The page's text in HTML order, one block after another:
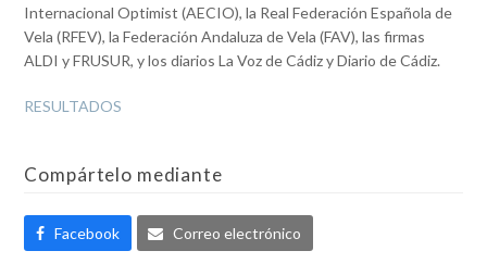
Internacional Optimist (AECIO), la Real Federación Española de
Vela (RFEV), la Federación Andaluza de Vela (FAV), las firmas
ALDI y FRUSUR, y los diarios La Voz de Cádiz y Diario de Cádiz.
RESULTADOS
Compártelo mediante
Facebook Correo electrónico